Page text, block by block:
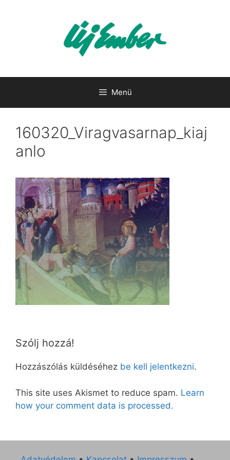
Menü
160320_Viragvasarnap_kiaj
anlo
Szólj hozzá!
Hozzászólás küldéséhez be kell jelentkezni.
This site uses Akismet to reduce spam. Learn
how your comment data is processed.